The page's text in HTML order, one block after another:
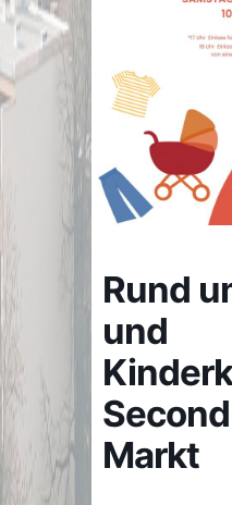
Rund
und
Markt